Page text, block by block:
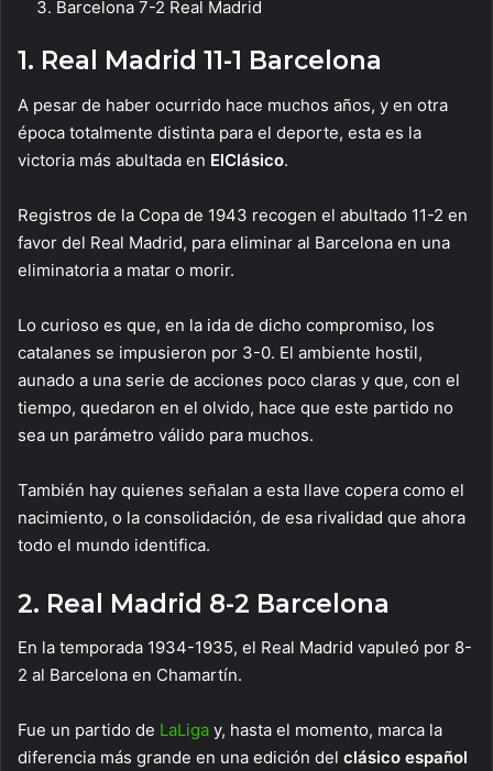
Barcelona 7-2 Real Madrid
1. Real Madrid 11-1 Barcelona
A pesar de haber ocurrido hace muchos años, y en otra
época totalmente distinta para el deporte, esta es la
victoria más abultada en ElClásico.
Registros de la Copa de 1943 recogen el abultado 11-2 en
favor del Real Madrid, para eliminar al Barcelona en una
eliminatoria a matar o morir.
Lo curioso es que, en la ida de dicho compromiso, los
catalanes se impusieron por 3-0. El ambiente hostil,
aunado a una serie de acciones poco claras y que, con el
tiempo, quedaron en el olvido, hace que este partido no
sea un parámetro válido para muchos.
También hay quienes señalan a esta llave copera como el
nacimiento, o la consolidación, de esa rivalidad que ahora
todo el mundo identifica.
2. Real Madrid 8-2 Barcelona
En la temporada 1934-1935, el Real Madrid vapuleó por 8-
2 al Barcelona en Chamartín.
Fue un partido de LaLiga y, hasta el momento, marca la
diferencia más grande en una edición del clásico español